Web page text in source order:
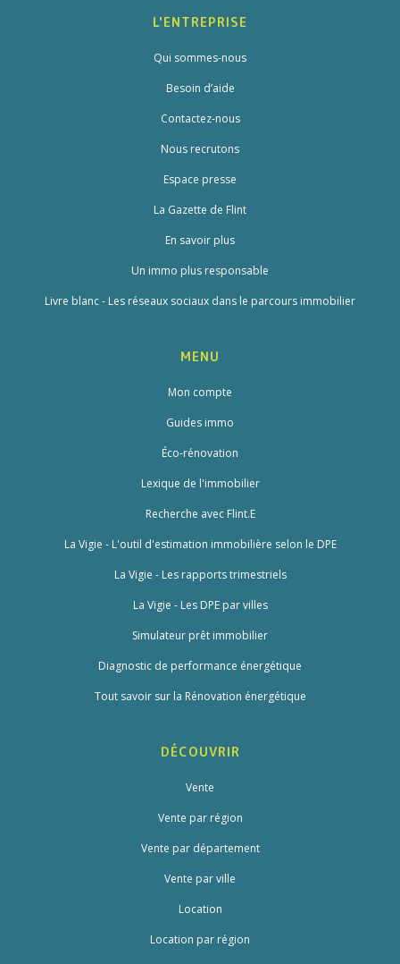
L'ENTREPRISE
Qui sommes-nous
Besoin d’aide
Contactez-nous
Nous recrutons
Espace presse
La Gazette de Flint
En savoir plus
Un immo plus responsable
Livre blanc - Les réseaux sociaux dans le parcours immobilier
MENU
Mon compte
Guides immo
Éco-rénovation
Lexique de l'immobilier
Recherche avec Flint.E
La Vigie - L'outil d'estimation immobilière selon le DPE
La Vigie - Les rapports trimestriels
La Vigie - Les DPE par villes
Simulateur prêt immobilier
Diagnostic de performance énergétique
Tout savoir sur la Rénovation énergétique
DÉCOUVRIR
Vente
Vente par région
Vente par département
Vente par ville
Location
Location par région